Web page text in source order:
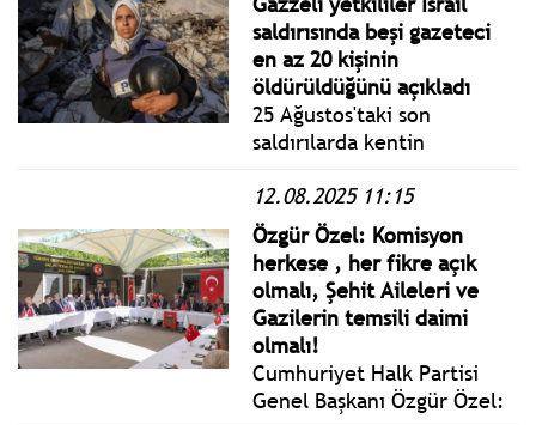
ve gazilerin protez-ortez
ihtiyaçlarının karşılanması
konusunda ivedilikle adım
atmalı.
saldırısında beşi gazeteci
en az 20 kişinin
öldürüldüğünü açıkladı
25 Ağustos'taki son
saldırılarda kentin
Hastanesi vuruldu. Gazzeli
yetkililer İsrail saldırısında
beşi gazeteci en az 20
kişinin öldürüldüğünü
açıkladı.
12.08.2025 11:15
Özgür Özel: Komisyon
herkese , her fikre açık
olmalı, Şehit Aileleri ve
Gazilerin temsili daimi
olmalı!
Cumhuriyet Halk Partisi
Genel Başkanı Özgür Özel: